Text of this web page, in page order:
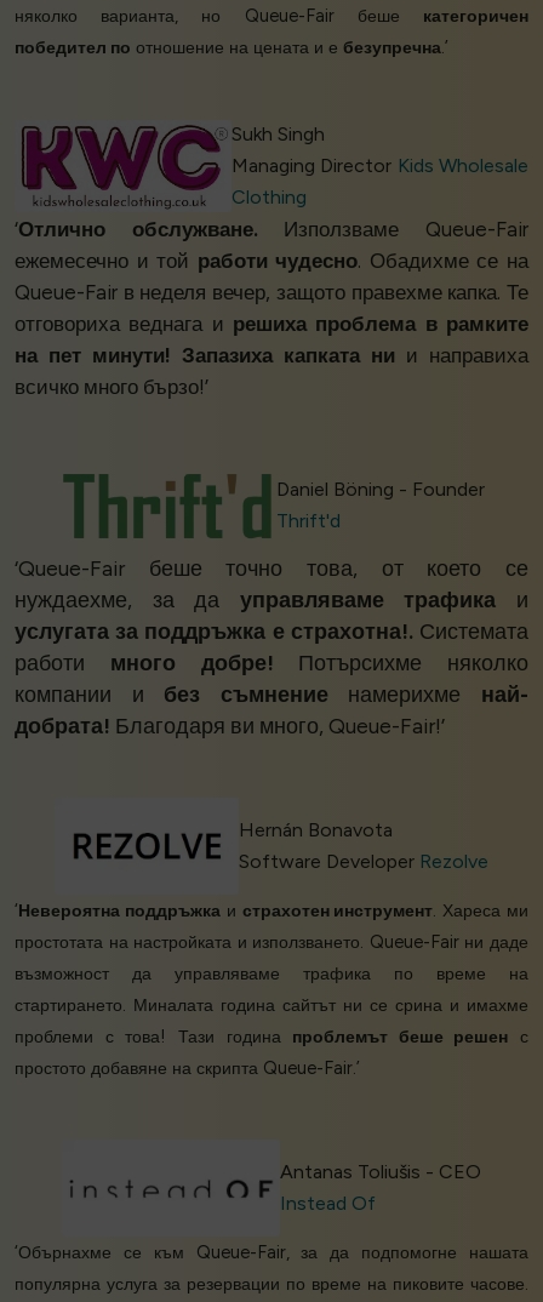
няколко варианта, но Queue-Fair беше категоричен
победител по отношение на цената и е безупречна.’
Sukh Singh
Managing Director Kids Wholesale
Clothing
‘Отлично обслужване. Използваме Queue-Fair
ежемесечно и той работи чудесно. Обадихме се на
Queue-Fair в неделя вечер, защото правехме капка. Те
отговориха веднага и решиха проблема в рамките
на пет минути! Запазиха капката ни и направиха
всичко много бързо!’
Daniel Böning - Founder
Thrift'd
‘Queue-Fair беше точно това, от което се
нуждаехме, за да управляваме трафика и
услугата за поддръжка е страхотна!. Системата
работи много добре! Потърсихме няколко
компании и без съмнение намерихме най-
добрата! Благодаря ви много, Queue-Fair!’
Hernán Bonavota
Software Developer Rezolve
‘Невероятна поддръжкаи страхотен инструмент. Хареса ми
простотата на настройката и използването. Queue-Fair ни даде
възможност да управляваме трафика по време на
стартирането. Миналата година сайтът ни се срина и имахме
проблеми с това! Тази година проблемът беше решен с
простото добавяне на скрипта Queue-Fair.’
Antanas Toliušis - CEO
Instead Of
‘Обърнахме се към Queue-Fair, за да подпомогне нашата
популярна услуга за резервации по време на пиковите часове.